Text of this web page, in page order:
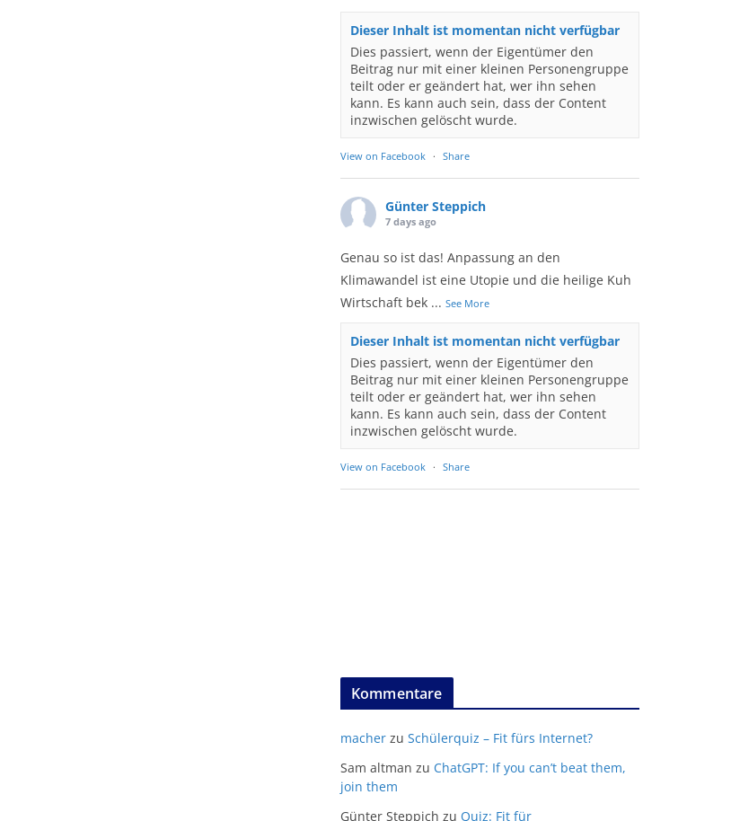
Dieser Inhalt ist momentan nicht verfügbar
Dies passiert, wenn der Eigentümer den
Beitrag nur mit einer kleinen Personengruppe
teilt oder er geändert hat, wer ihn sehen
kann. Es kann auch sein, dass der Content
inzwischen gelöscht wurde.
View on Facebook · Share
Günter Steppich
7 days ago
Genau so ist das! Anpassung an den
Klimawandel ist eine Utopie und die heilige Kuh
Wirtschaft bek ... See More
Dieser Inhalt ist momentan nicht verfügbar
Dies passiert, wenn der Eigentümer den
Beitrag nur mit einer kleinen Personengruppe
teilt oder er geändert hat, wer ihn sehen
kann. Es kann auch sein, dass der Content
inzwischen gelöscht wurde.
View on Facebook · Share
Kommentare
macher zu Schülerquiz – Fit fürs Internet?
Sam altman zu ChatGPT: If you can’t beat them,
join them
Günter Steppich zu Quiz: Fit für